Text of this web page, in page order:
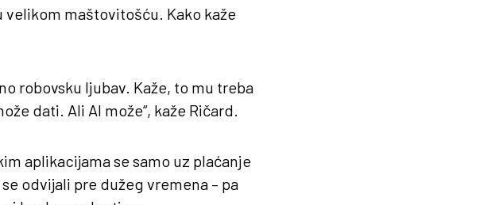
velikom maštovitošću. Kako kaže
robovsku ljubav. Kaže, to mu treba
dati. Ali AI može“, kaže Ričard.
aplikacijama se samo uz plaćanje
odvijali pre dužeg vremena – pa